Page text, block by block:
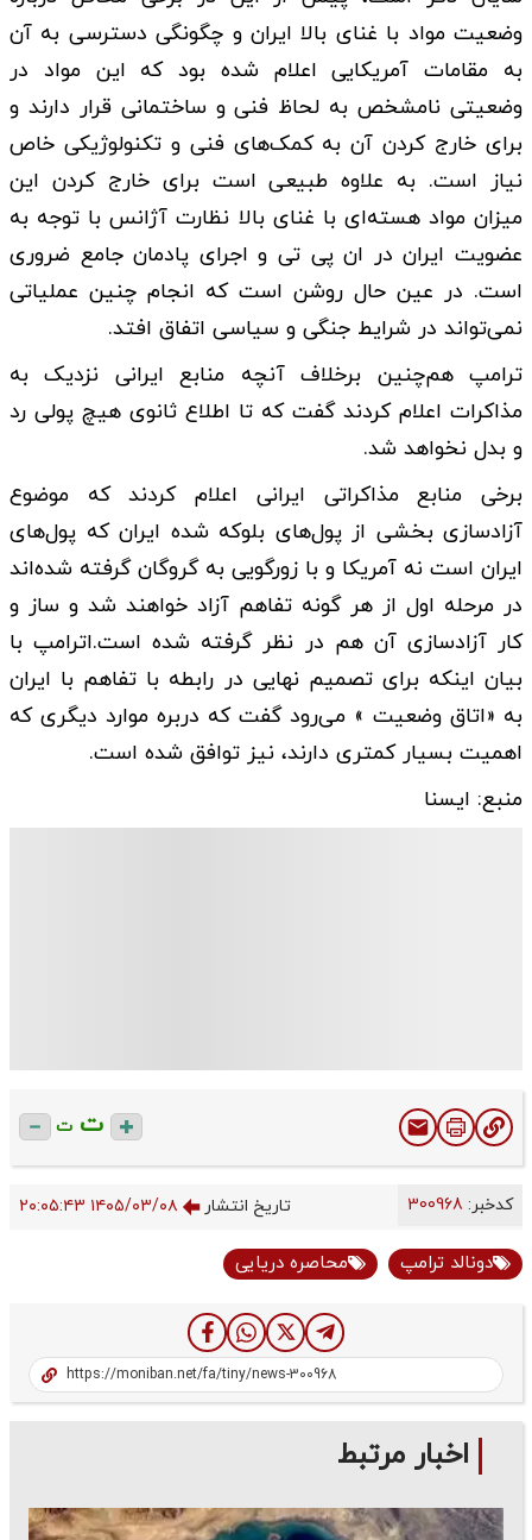
وضعیت مواد با غنای بالا ایران و چگونگی دسترسی به آن
به مقامات آمریکایی اعلام شده بود که این مواد در
وضعیتی نامشخص به لحاظ فنی و ساختمانی قرار دارند و
برای خارج کردن آن به کمک‌های فنی و تکنولوژیکی خاص
نیاز است. به علاوه طبیعی است برای خارج کردن این
میزان مواد هسته‌ای با غنای بالا نظارت آژانس با توجه به
عضویت ایران در ان پی تی و اجرای پادمان جامع ضروری
است. در عین حال روشن است که انجام چنین عملیاتی
نمی‌تواند در شرایط جنگی و سیاسی اتفاق افتد.
ترامپ هم‌چنین برخلاف آنچه منابع ایرانی نزدیک به
مذاکرات اعلام کردند گفت که تا اطلاع ثانوی هیچ پولی رد
و بدل نخواهد شد.
برخی منابع مذاکراتی ایرانی اعلام کردند که موضوع
آزادسازی بخشی از پول‌های بلوکه شده ایران که پول‌های
ایران است نه آمریکا و با زورگویی به گروگان گرفته شده‌اند
در مرحله اول از هر گونه تفاهم آزاد خواهند شد و ساز و
کار آزادسازی آن هم در نظر گرفته شده است.اترامپ با
بیان اینکه برای تصمیم نهایی در رابطه با تفاهم با ایران
به «اتاق وضعیت » می‌رود گفت که دربره موارد دیگری که
اهمیت بسیار کمتری دارند، نیز توافق شده است.
منبع: ایسنا
ت ت
کدخبر: تاریخ انتشار ۱۴۰۵/۰۳/۰۸ ۲۰:۰۵:۴۳
دونالد ترامپ محاصره دریایی
اخبار مرتبط